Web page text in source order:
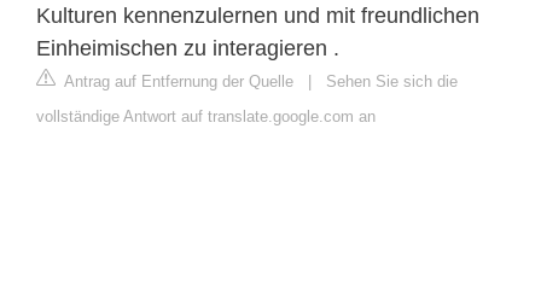
Kulturen kennenzulernen und mit freundlichen
Einheimischen zu interagieren .
Antrag auf Entfernung der Quelle | Sehen Sie sich die
vollständige Antwort auf translate.google.com an